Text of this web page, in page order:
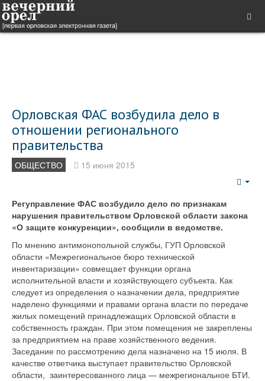
Орловская ФАС возбудила дело в
отношении регионального
правительства
ОБЩЕСТВО 15 июня 2015
Регуправление ФАС возбудило дело по признакам
нарушения правительством Орловской области закона
«О защите конкуренции», сообщили в ведомстве.
По мнению антимонопольной службы, ГУП Орловской
области «Межрегиональное бюро технической
инвентаризации» совмещает функции органа
исполнительной власти и хозяйствующего субъекта. Как
следует из определения о назначении дела, предприятие
наделено функциями и правами органа власти по передаче
жилых помещений принадлежащих Орловской области в
собственность граждан. При этом помещения не закреплены
за предприятием на праве хозяйственного ведения.
Заседание по рассмотрению дела назначено на 15 июля. В
качестве ответчика выступает правительство Орловской
области, заинтересованного лица — межрегиональное БТИ.